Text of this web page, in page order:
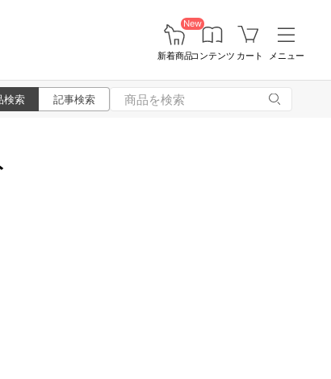
New
新着商品コンテンツ カート メニュー
検索 記事検索